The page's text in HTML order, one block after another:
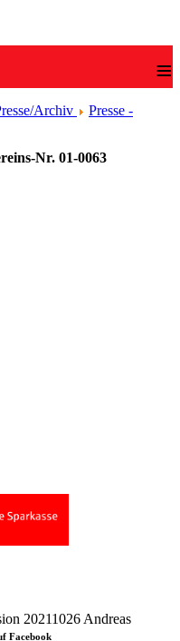
≡
Archiv
Presse -
Nr. 01-0063
Facebook